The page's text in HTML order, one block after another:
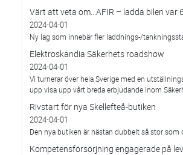
Värt att veta om...AFIR – ladda bilen var
2024-04-01
Ny lag som innebär fler laddnings-/
Elektroskandia Säkerhets roadshow
2024-04-01
Vi turnerar över hela Sverige med en
upp visa upp vårt breda erbjudande inom
Rivstart för nya Skellefteå-butiken
2024-04-01
Den nya butiken är nästan dubbelt så stor som
Kompetensförsörjning engagerade på